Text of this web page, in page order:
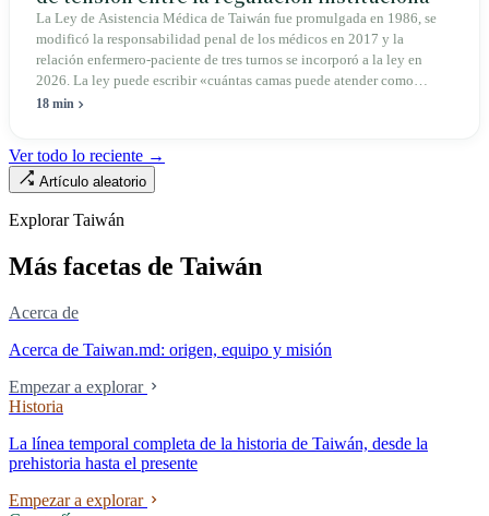
el mercado
La Ley de Asistencia Médica de Taiwán fue promulgada en 1986, se
modificó la responsabilidad penal de los médicos en 2017 y la
relación enfermero-paciente de tres turnos se incorporó a la ley en
2026. La ley puede escribir «cuántas camas puede atender como
máximo una enfermera», pero no puede escribir «si existe esa
Ley de Médicos, es la ley raíz sobre cómo existe la institución del
«hospital» en Taiwán, y la tensión sin resolver durante cuarenta años
mercado.
18 min
Ver todo lo reciente →
Artículo aleatorio
Explorar Taiwán
Más facetas de Taiwán
Acerca de
Acerca de Taiwan.md: origen, equipo y misión
Empezar a explorar
Historia
La línea temporal completa de la historia de Taiwán, desde la
prehistoria hasta el presente
Empezar a explorar